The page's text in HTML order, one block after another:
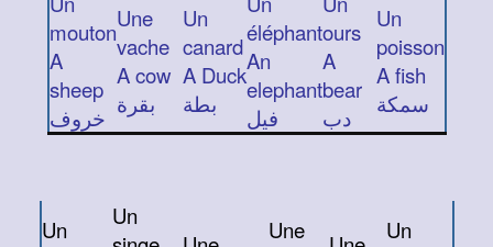
mouton
A
sheep
خروف
Une
vache
A cow
بقرة
Un
canard
A Duck
بطة
éléphant
An
elephant
فيل
ours
A
bear
دب
Un
poisson
A fish
سمكة
Un
Un
Une
Un